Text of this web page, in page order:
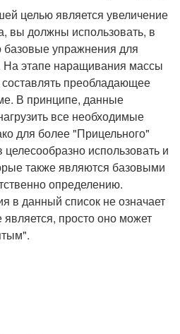
целью является увеличение
вы должны использовать, в
упражнения для
На этапе наращивания массы
преобладающее
В принципе, данные
все необходимые
для более "Прицельного"
использовать и
также являются базовыми
определению.
в данный список не означает
просто оно может